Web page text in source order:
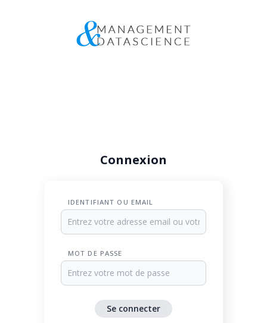
Connexion
IDENTIFIANT OU EMAIL
MOT DE PASSE